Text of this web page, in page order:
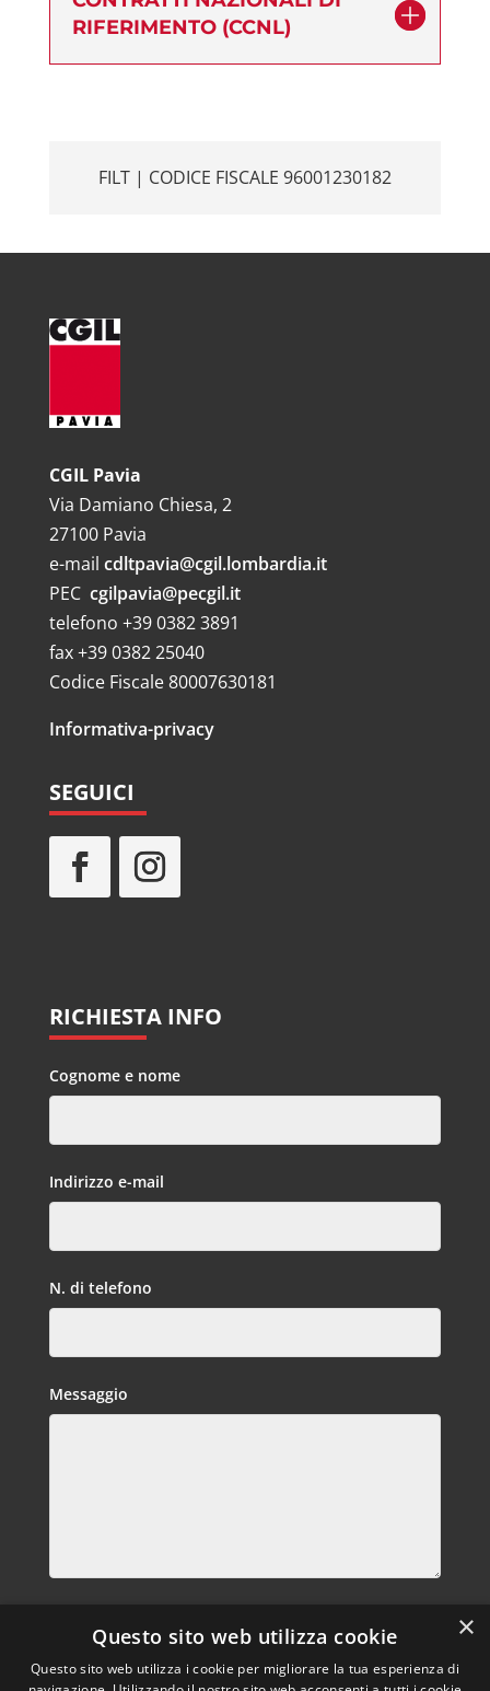
RIFERIMENTO (CCNL)
FILT | CODICE FISCALE 96001230182
CGIL Pavia
Via Damiano Chiesa, 2
27100 Pavia
e-mail cdltpavia@cgil.lombardia.it
PEC cgilpavia@pecgil.it
telefono +39 0382 3891
fax +39 0382 25040
Codice Fiscale 80007630181
Informativa-privacy
SEGUICI
RICHIESTA INFO
Cognome e nome
Indirizzo e-mail
N. di telefono
Messaggio
Dichiaro di aver letto letto e compreso l’ informativa
privacy e di prestare il consenso al trattamento dei miei dati
×
Questo sito web utilizza cookie
Questo sito web utilizza i cookie per migliorare la tua esperienza di